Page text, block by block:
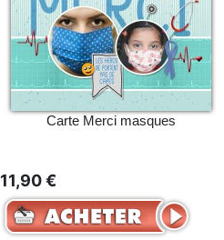
Carte Merci masques
11,90 €